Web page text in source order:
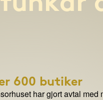
600 butiker
har gjort avtal med